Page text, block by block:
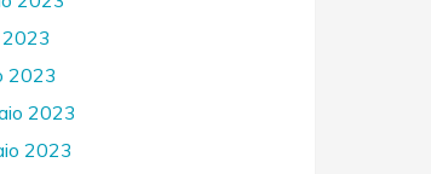
2023
2023
2023